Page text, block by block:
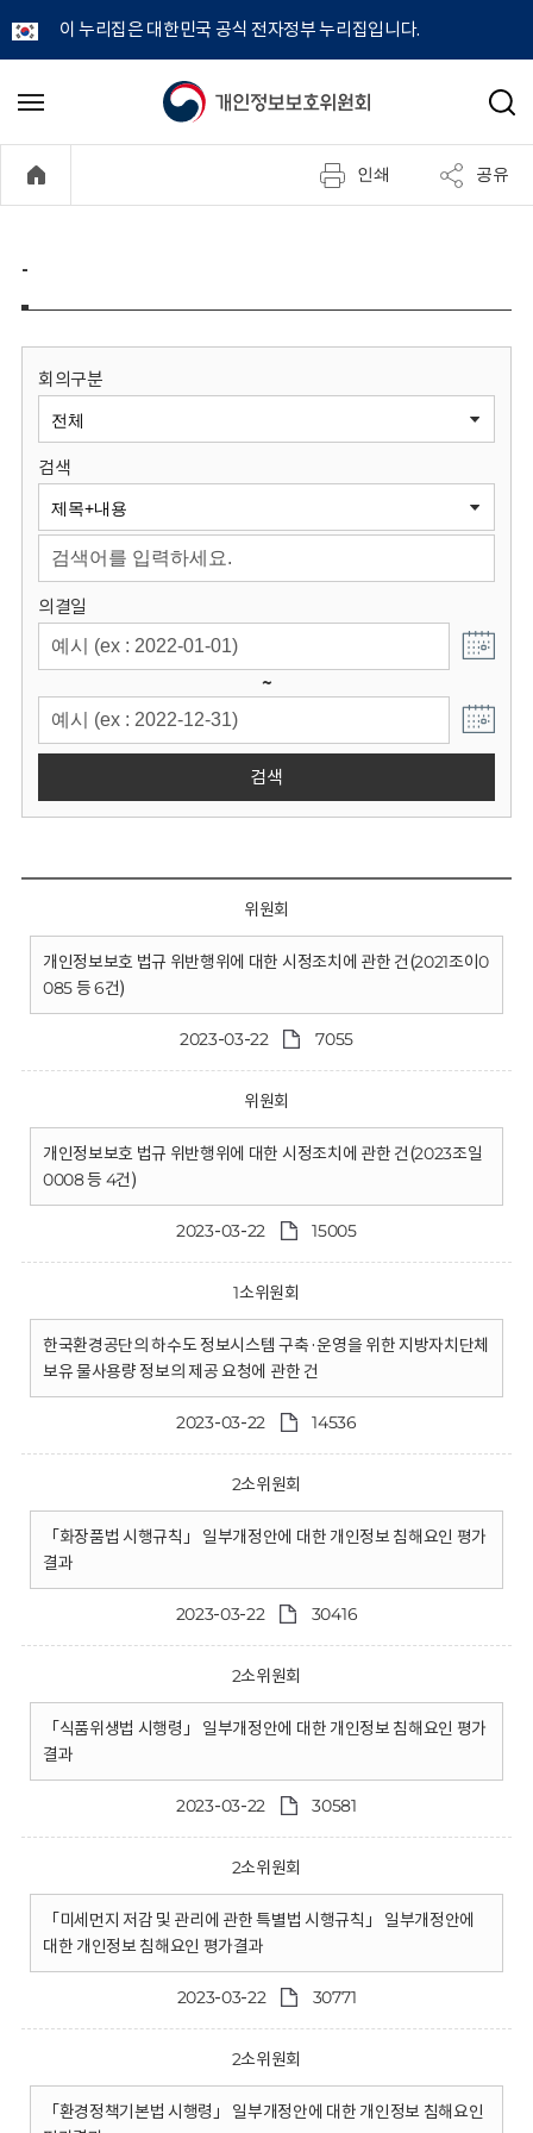
이 누리집은 대한민국 공식 전자정부 누리집입니다.
개
정
보
원
회
메
기
검
인쇄 공유
-
회의구분
검색
의결일
~
검색
위원회
개인정보보호 법규 위반행위에 대한 시정조치에 관한 건(2021조이0
085 등 6건)
2023-03-22 7055
위원회
개인정보보호 법규 위반행위에 대한 시정조치에 관한 건(2023조일
0008 등 4건)
2023-03-22 15005
1소위원회
한국환경공단의 하수도 정보시스템 구축·운영을 위한 지방자치단체
보유 물사용량 정보의 제공 요청에 관한 건
2023-03-22 14536
2소위원회
「화장품법 시행규칙」 일부개정안에 대한 개인정보 침해요인 평가
결과
2023-03-22 30416
2소위원회
「식품위생법 시행령」 일부개정안에 대한 개인정보 침해요인 평가
결과
2023-03-22 30581
2소위원회
「미세먼지 저감 및 관리에 관한 특별법 시행규칙」 일부개정안에
대한 개인정보 침해요인 평가결과
2023-03-22 30771
2소위원회
「환경정책기본법 시행령」 일부개정안에 대한 개인정보 침해요인